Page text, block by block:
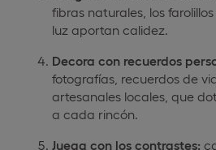
fibras naturales, los
luz aportan calidez.
Decora con recuerdos
fotografías, recuerdos de
artesanales locales, que
a cada rincón.
Juega con los contrastes: